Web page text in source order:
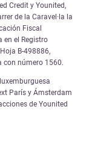
Credit y Younited,
de la Caravel·la la
Fiscal
en el Registro
B-498886,
con número 1560.
París y Ámsterdam
de Younited